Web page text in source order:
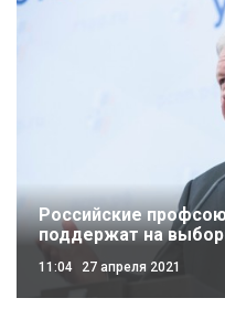
Российские
поддержат на
11:04 27 апреля 2021